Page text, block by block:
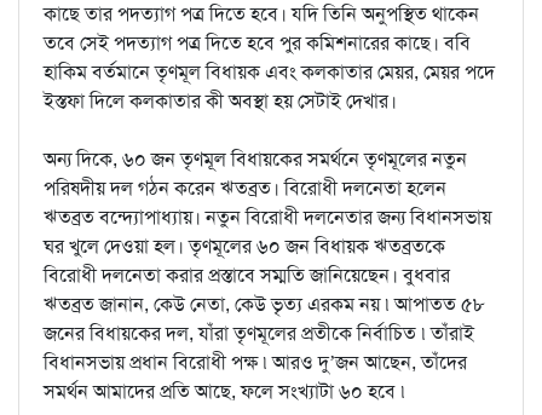
কাছে তার পদত্যাগ পত্র দিতে হবে। যদি তিনি অনুপস্থিত থাকেন
তবে সেই পদত্যাগ পত্র দিতে হবে পুর কমিশনারের কাছে। ববি
হাকিম বর্তমানে তৃণমূল বিধায়ক এবং কলকাতার মেয়র, মেয়র পদে
ইস্তফা দিলে কলকাতার কী অবস্থা হয় সেটাই দেখার।
অন্য দিকে, ৬০ জন তৃণমূল বিধায়কের সমর্থনে তৃণমূলের নতুন
পরিষদীয় দল গঠন করেন ঋতব্রত। বিরোধী দলনেতা হলেন
ঋতব্রত বন্দ্যোপাধ্যায়। নতুন বিরোধী দলনেতার জন্য বিধানসভায়
ঘর খুলে দেওয়া হল। তৃণমূলের ৬০ জন বিধায়ক ঋতব্রতকে
বিরোধী দলনেতা করার প্রস্তাবে সম্মতি জানিয়েছেন। বুধবার
ঋতব্রত জানান, কেউ নেতা, কেউ ভৃত্য এরকম নয় ৷ আপাতত ৫৮
জনের বিধায়কের দল, যাঁরা তৃণমূলের প্রতীকে নির্বাচিত ৷ তাঁরাই
বিধানসভায় প্রধান বিরোধী পক্ষ ৷ আরও দু’জন আছেন, তাঁদের
সমর্থন আমাদের প্রতি আছে, ফলে সংখ্যাটা ৬০ হবে ৷